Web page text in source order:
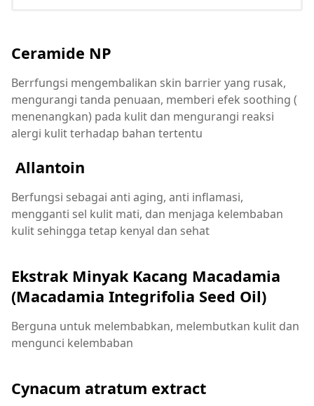
Ceramide NP
Berrfungsi mengembalikan skin barrier yang rusak,
mengurangi tanda penuaan, memberi efek soothing (
menenangkan) pada kulit dan mengurangi reaksi
alergi kulit terhadap bahan tertentu
Allantoin
Berfungsi sebagai anti aging, anti inflamasi,
mengganti sel kulit mati, dan menjaga kelembaban
kulit sehingga tetap kenyal dan sehat
Ekstrak Minyak Kacang Macadamia
(Macadamia Integrifolia Seed Oil)
Berguna untuk melembabkan, melembutkan kulit dan
mengunci kelembaban
Cynacum atratum extract